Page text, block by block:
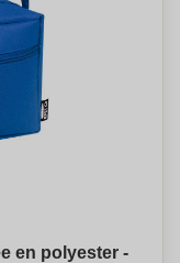
en polyester -